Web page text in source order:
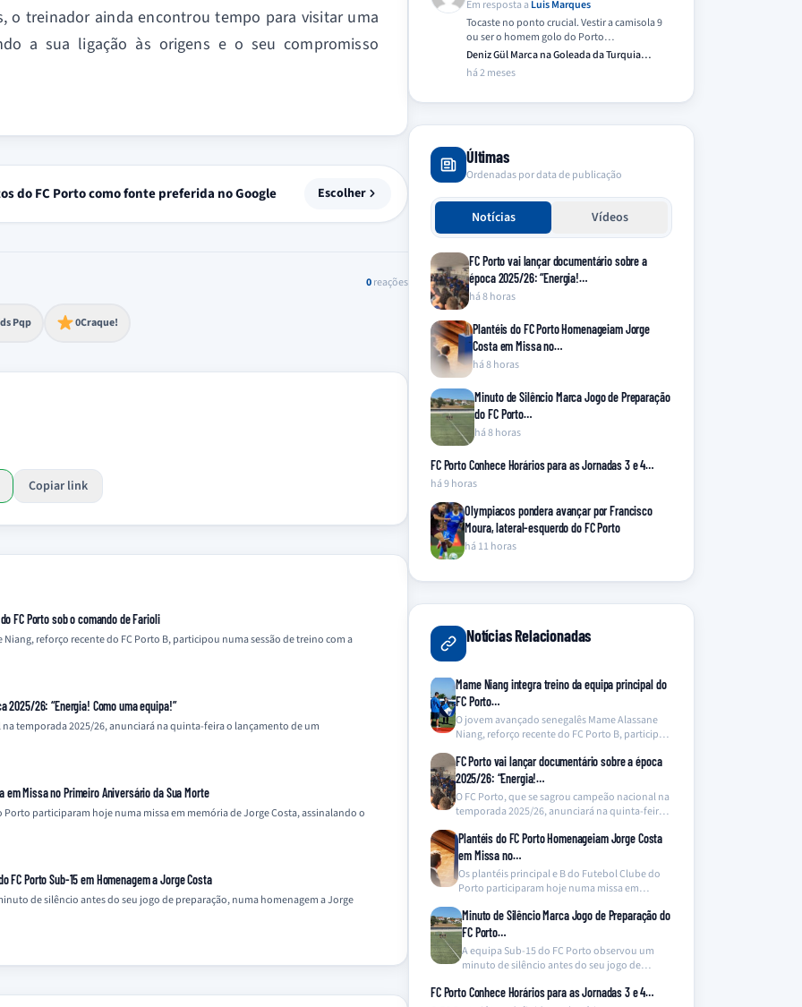
o treinador ainda encontrou tempo para visitar uma
a sua ligação às origens e o seu compromisso
do FC Porto como fonte preferida no Google Escolher
0reações
Pqp
extremo 0Craque!
Copiar link
FC Porto sob o comando de Farioli
Niang, reforço recente do FC Porto B, participou numa sessão de treino com a
2025/26: “Energia! Como uma equipa!”
na temporada 2025/26, anunciará na quinta-feira o lançamento de um
em Missa no Primeiro Aniversário da Sua Morte
participaram hoje numa missa em memória de Jorge Costa, assinalando o
FC Porto Sub-15 em Homenagem a Jorge Costa
de silêncio antes do seu jogo de preparação, numa homenagem a Jorge
Em resposta a Luis Marques
Tocaste no ponto crucial. Vestir a camisola 9
ou ser o homem golo do Porto…
Deniz Gül Marca na Goleada da Turquia
Frente…
há 2 meses
Últimas
Ordenadas por data de publicação
Notícias Vídeos
FC Porto vai lançar documentário sobre a
época 2025/26: “Energia!…
há 8 horas
Plantéis do FC Porto Homenageiam Jorge
Costa em Missa no…
há 8 horas
Minuto de Silêncio Marca Jogo de Preparação
do FC Porto…
há 8 horas
FC Porto Conhece Horários para as Jornadas 3 e 4…
há 9 horas
Olympiacos pondera avançar por Francisco
Moura, lateral-esquerdo do FC Porto
há 11 horas
Notícias Relacionadas
Mame Niang integra treino da equipa principal do
FC Porto…
O jovem avançado senegalês Mame Alassane
Niang, reforço recente do FC Porto B, participou
FC Porto vai lançar documentário sobre a época
2025/26: “Energia!…
O FC Porto, que se sagrou campeão nacional na
temporada 2025/26, anunciará na quinta-feira o
Plantéis do FC Porto Homenageiam Jorge Costa
em Missa no…
Os plantéis principal e B do Futebol Clube do
Porto participaram hoje numa missa em
Minuto de Silêncio Marca Jogo de Preparação do
FC Porto…
A equipa Sub-15 do FC Porto observou um
minuto de silêncio antes do seu jogo de…
FC Porto Conhece Horários para as Jornadas 3 e 4…